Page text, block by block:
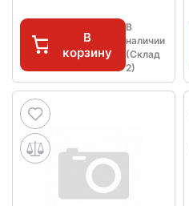
В
корзину
В
наличии
(Склад
2)